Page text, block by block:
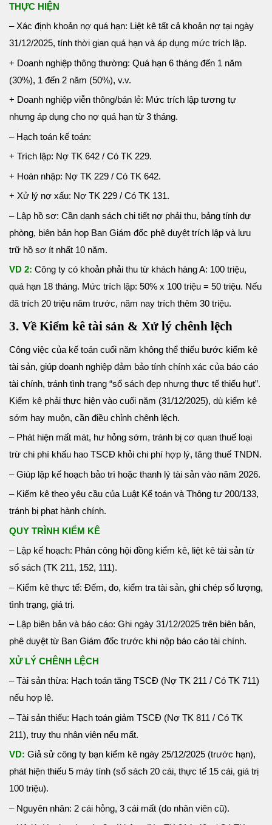
THỰC HIỆN
– Xác định khoản nợ quá hạn: Liệt kê tất cả khoản nợ tại ngày
31/12/2025, tính thời gian quá hạn và áp dụng mức trích lập.
+ Doanh nghiệp thông thường: Quá hạn 6 tháng đến 1 năm
(30%), 1 đến 2 năm (50%), v.v.
+ Doanh nghiệp viễn thông/bán lẻ: Mức trích lập tương tự
nhưng áp dụng cho nợ quá hạn từ 3 tháng.
– Hạch toán kế toán:
+ Trích lập: Nợ TK 642 / Có TK 229.
+ Hoàn nhập: Nợ TK 229 / Có TK 642.
+ Xử lý nợ xấu: Nợ TK 229 / Có TK 131.
– Lập hồ sơ: Cần danh sách chi tiết nợ phải thu, bảng tính dự
phòng, biên bản họp Ban Giám đốc phê duyệt trích lập và lưu
trữ hồ sơ ít nhất 10 năm.
VD 2: Công ty có khoản phải thu từ khách hàng A: 100 triệu,
quá hạn 18 tháng. Mức trích lập: 50% x 100 triệu = 50 triệu. Nếu
đã trích 20 triệu năm trước, năm nay trích thêm 30 triệu.
3. Về Kiểm kê tài sản & Xử lý chênh lệch
Công việc của kế toán cuối năm không thể thiếu bước kiểm kê
tài sản, giúp doanh nghiệp đảm bảo tính chính xác của báo cáo
tài chính, tránh tình trạng “sổ sách đẹp nhưng thực tế thiếu hụt”.
Kiểm kê phải thực hiện vào cuối năm (31/12/2025), dù kiểm kê
sớm hay muộn, cần điều chỉnh chênh lệch.
– Phát hiện mất mát, hư hỏng sớm, tránh bị cơ quan thuế loại
trừ chi phí khấu hao TSCĐ khỏi chi phí hợp lý, tăng thuế TNDN.
– Giúp lập kế hoạch bảo trì hoặc thanh lý tài sản vào năm 2026.
– Kiểm kê theo yêu cầu của Luật Kế toán và Thông tư 200/133,
tránh bị phạt hành chính.
QUY TRÌNH KIỂM KÊ
– Lập kế hoạch: Phân công hội đồng kiểm kê, liệt kê tài sản từ
sổ sách (TK 211, 152, 111).
– Kiểm kê thực tế: Đếm, đo, kiểm tra tài sản, ghi chép số lượng,
tình trạng, giá trị.
– Lập biên bản và báo cáo: Ghi ngày 31/12/2025 trên biên bản,
phê duyệt từ Ban Giám đốc trước khi nộp báo cáo tài chính.
XỬ LÝ CHÊNH LỆCH
– Tài sản thừa: Hạch toán tăng TSCĐ (Nợ TK 211 / Có TK 711)
nếu hợp lệ.
– Tài sản thiếu: Hạch toán giảm TSCĐ (Nợ TK 811 / Có TK
211), truy thu nhân viên nếu mất.
VD: Giả sử công ty bạn kiểm kê ngày 25/12/2025 (trước hạn),
phát hiện thiếu 5 máy tính (sổ sách 20 cái, thực tế 15 cái, giá trị
100 triệu).
– Nguyên nhân: 2 cái hỏng, 3 cái mất (do nhân viên cũ).